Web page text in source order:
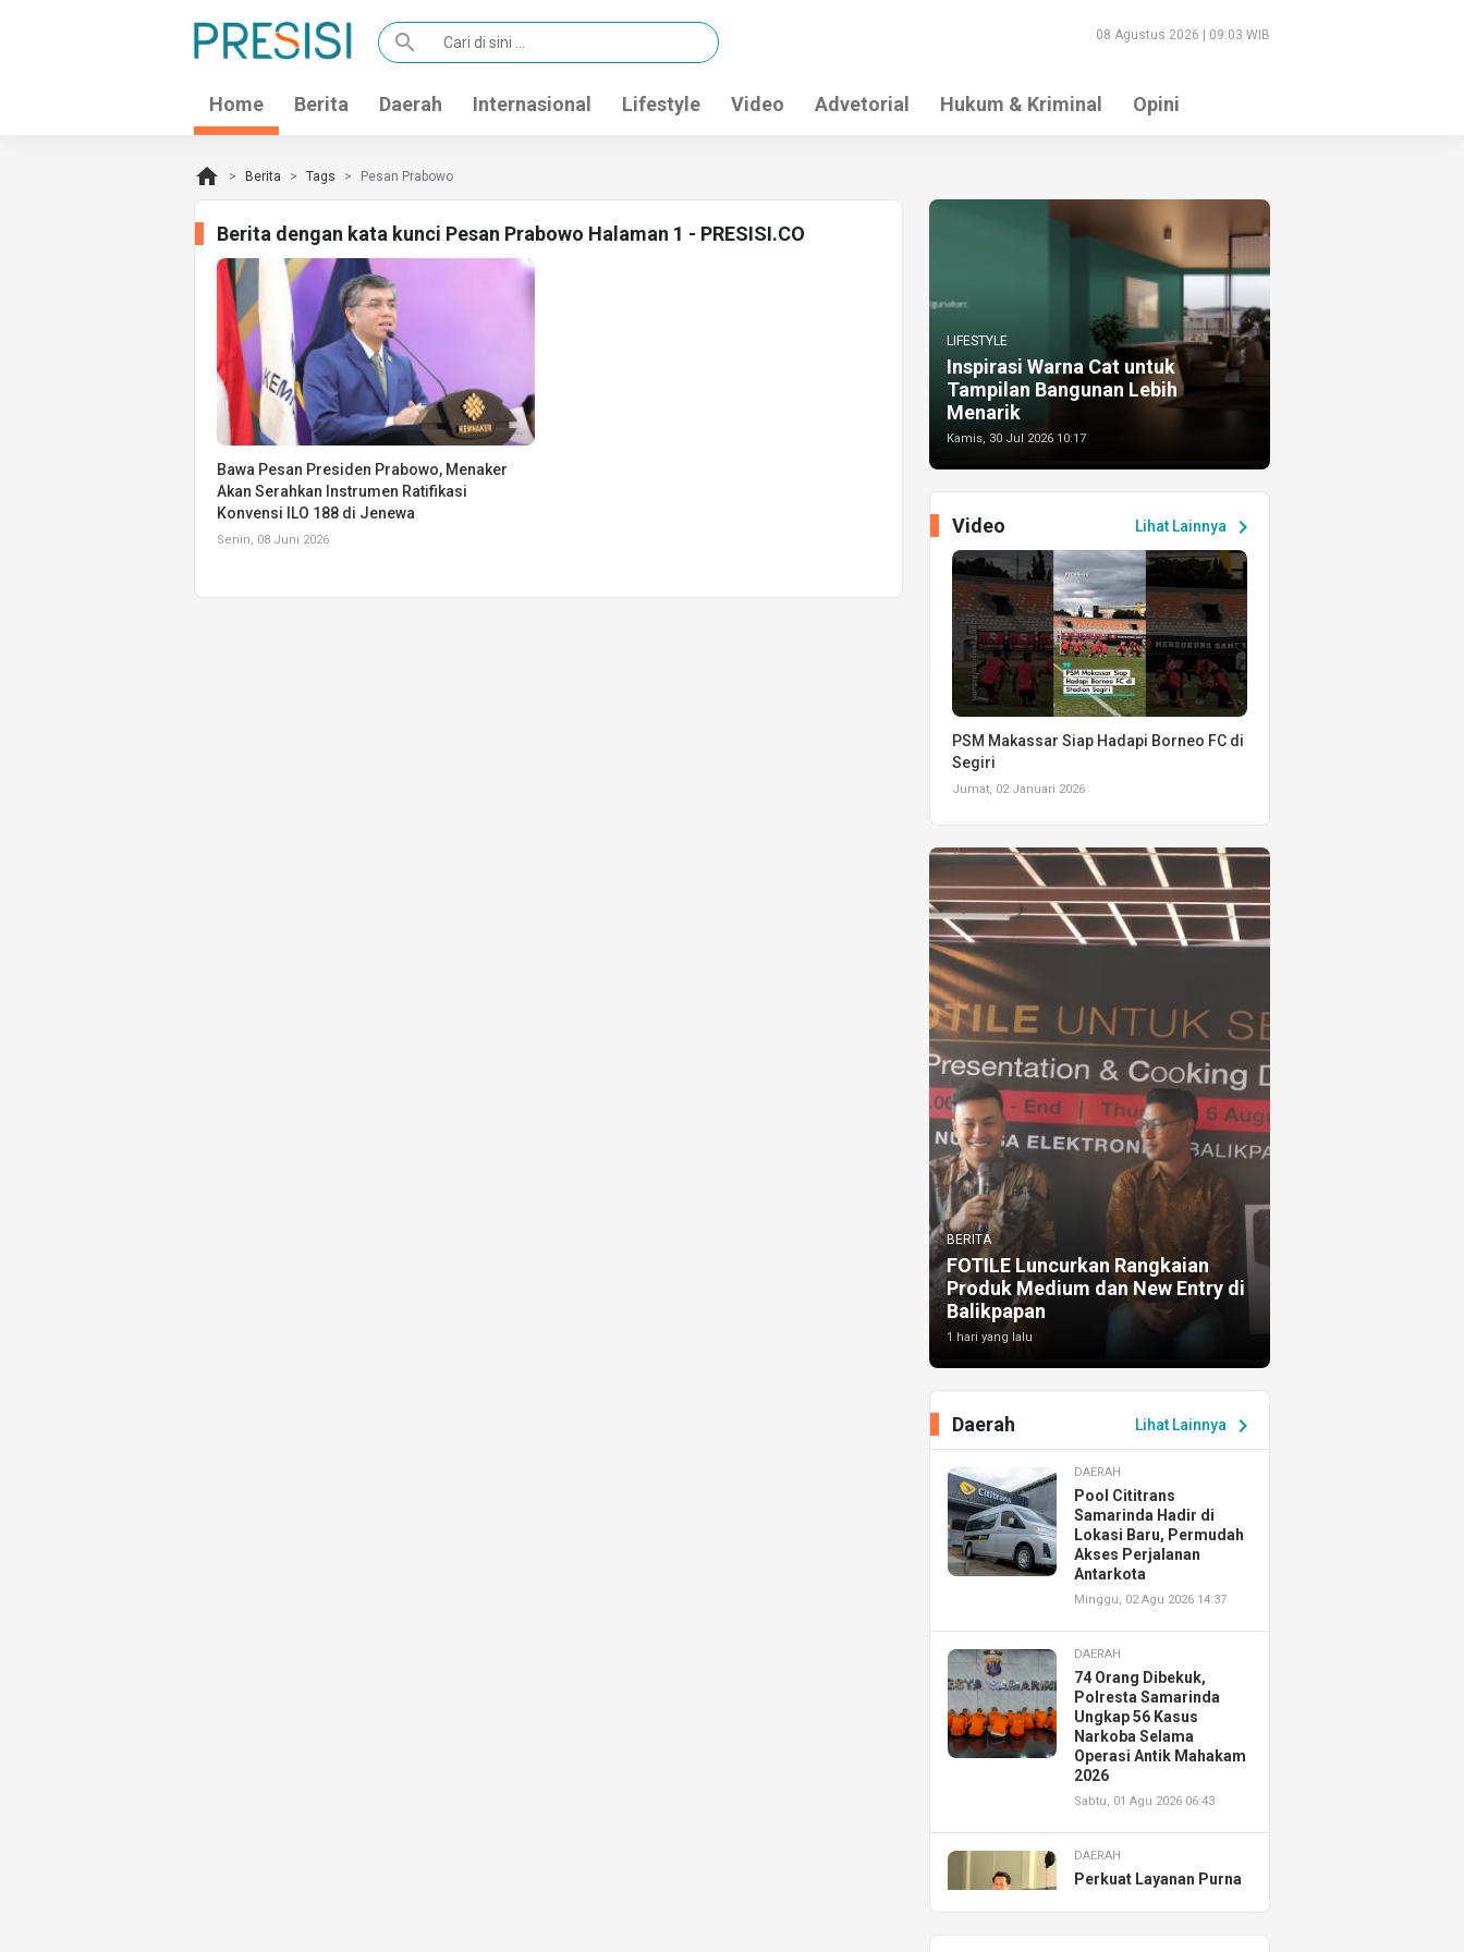
search 08 Agustus 2026 | 09:03 WIB
Home Berita Daerah Internasional Lifestyle Video Advetorial Hukum & Kriminal Opini
home Berita Tags Pesan Prabowo
Berita dengan kata kunci Pesan Prabowo Halaman 1 - PRESISI.CO
Bawa Pesan Presiden Prabowo, Menaker
Akan Serahkan Instrumen Ratifikasi
Konvensi ILO 188 di Jenewa
Senin, 08 Juni 2026
LIFESTYLE
Inspirasi Warna Cat untuk
Tampilan Bangunan Lebih
Menarik
Kamis, 30 Jul 2026 10:17
Lihat Lainnya chevron_right
Video
PSM Makassar Siap Hadapi Borneo FC di
Segiri
Jumat, 02 Januari 2026
BERITA
FOTILE Luncurkan Rangkaian
Produk Medium dan New Entry di
Balikpapan
1 hari yang lalu
Lihat Lainnya chevron_right
Daerah
DAERAH
Pool Cititrans
Samarinda Hadir di
Lokasi Baru, Permudah
Akses Perjalanan
Antarkota
Minggu, 02 Agu 2026 14:37
DAERAH
74 Orang Dibekuk,
Polresta Samarinda
Ungkap 56 Kasus
Narkoba Selama
Operasi Antik Mahakam
2026
Sabtu, 01 Agu 2026 06:43
DAERAH
Perkuat Layanan Purna
Resmikan AHASS